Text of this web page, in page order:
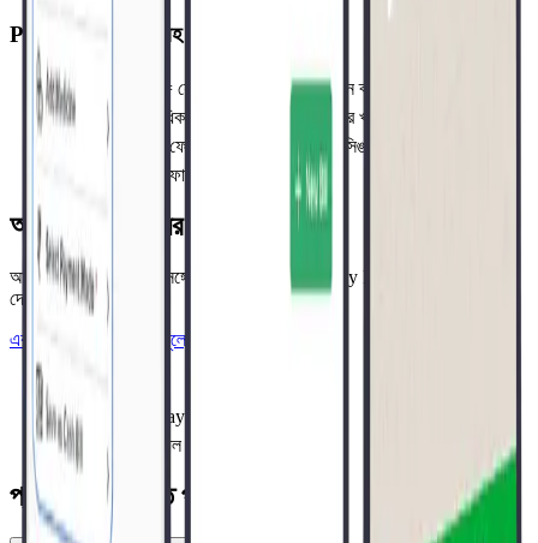
Pharmacy Pro সহ
কাউন্টার যোগ = যেকোনো অতিরিক্ত স্মার্টফোন ব্যবহার করুন
একসাথে একাধিক কাউন্টার — শূন্য হার্ডওয়্যার খরচ
ডেলিভারি কর্মী ফোনে বিল করে, রিয়েল-টাইম সিঙ্ক
যেকোনো স্মার্টফোন মিনিটে বিলিং কাউন্টার হয়
আপনার বিনামূল্যের ডেমো বুক করুন
আজই একজন বিশেষজ্ঞের সঙ্গে কথা বলুন এবং Pharmacy Pro-কে কাজ করতে
দেখুন।
একটি ডেমো বুক করুন
বিনামূল্যে ব্যবহার করে দেখুন
বিনামূল্যে 7-day ট্রায়াল
বিনামূল্যে ট্রায়াল সাপোর্ট
প্রায়শই জিজ্ঞাসিত প্রশ্ন